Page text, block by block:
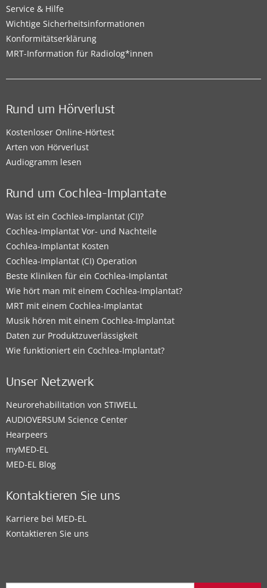
Service & Hilfe
Wichtige Sicherheitsinformationen
Konformitätserklärung
MRT-Information für Radiolog*innen
Rund um Hörverlust
Kostenloser Online-Hörtest
Arten von Hörverlust
Audiogramm lesen
Rund um Cochlea-Implantate
Was ist ein Cochlea-Implantat (CI)?
Cochlea-Implantat Vor- und Nachteile
Cochlea-Implantat Kosten
Cochlea-Implantat (CI) Operation
Beste Kliniken für ein Cochlea-Implantat
Wie hört man mit einem Cochlea-Implantat?
MRT mit einem Cochlea-Implantat
Musik hören mit einem Cochlea-Implantat
Daten zur Produktzuverlässigkeit
Wie funktioniert ein Cochlea-Implantat?
Unser Netzwerk
Neurorehabilitation von STIWELL
AUDIOVERSUM Science Center
Hearpeers
myMED‑EL
MED-EL Blog
Kontaktieren Sie uns
Karriere bei MED-EL
Kontaktieren Sie uns